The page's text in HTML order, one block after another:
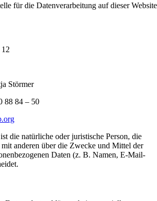
für die Datenverarbeitung auf dieser Website
Störmer
88 84 – 50
die natürliche oder juristische Person, die
anderen über die Zwecke und Mittel der
Daten (z. B. Namen, E-Mail-